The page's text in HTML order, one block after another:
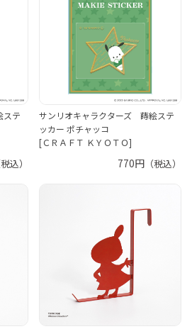
ステ
込）
サンリオキャラクターズ 蒔絵ステ
ッカー ポチャッコ
[ＣＲＡＦＴ ＫＹＯＴＯ]
770円 （税込）